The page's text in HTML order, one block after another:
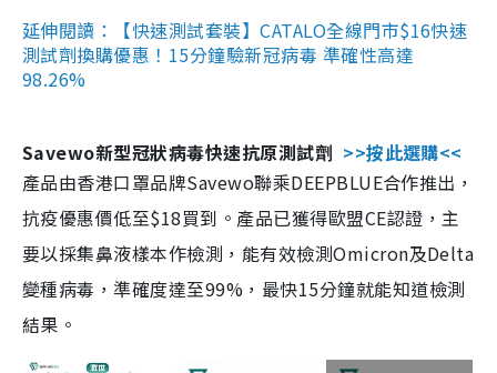
延伸閱讀：【快速測試套裝】CATALO全線門市$16快速
測試劑換購優惠！15分鐘驗新冠病毒 準確性高達
98.26%
Savewo新型冠狀病毒快速抗原測試劑 >>按此選購<<
產品由香港口罩品牌Savewo聯乘DEEPBLUE合作推出，
抗疫優惠價低至$18買到。產品已獲得歐盟CE認證，主
要以採集鼻液樣本作檢測，能有效檢測Omicron及Delta
變種病毒，準確度達至99%，最快15分鐘就能知道檢測
結果。